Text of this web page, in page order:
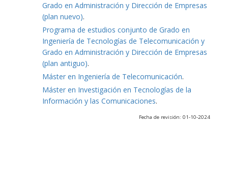
Grado en Administración y Dirección de Empresas
(plan nuevo).
Programa de estudios conjunto de Grado en
Ingeniería de Tecnologías de Telecomunicación y
Grado en Administración y Dirección de Empresas
(plan antiguo).
Máster en Ingeniería de Telecomunicación.
Máster en Investigación en Tecnologías de la
Información y las Comunicaciones.
Fecha de revisión: 01-10-2024